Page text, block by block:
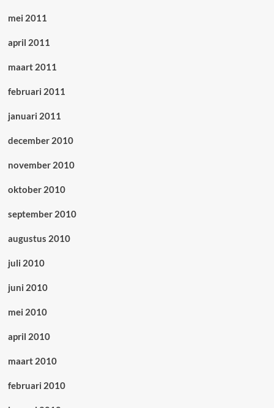
mei 2011
april 2011
maart 2011
februari 2011
januari 2011
december 2010
november 2010
oktober 2010
september 2010
augustus 2010
juli 2010
juni 2010
mei 2010
april 2010
maart 2010
februari 2010